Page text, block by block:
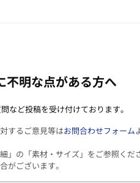
不明な点がある方へ
など投稿を受け付けております。
するご意見等はお問合わせフォーム
の「素材・サイズ」をご参照くだ
がございます。